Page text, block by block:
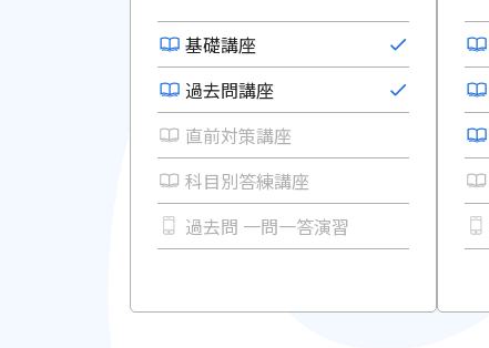
基礎講座
過去問講座
直前対策講座
科目別答練講座
過去問 一問一答演習